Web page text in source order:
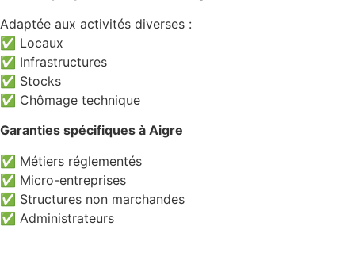
Adaptée aux activités diverses :
✅ Locaux
✅ Infrastructures
✅ Stocks
✅ Chômage technique
Garanties spécifiques à Aigre
✅ Métiers réglementés
✅ Micro-entreprises
✅ Structures non marchandes
✅ Administrateurs